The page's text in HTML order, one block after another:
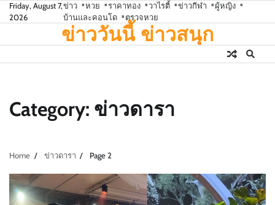
Skip
to
Friday, August 7,
2026
ข่าว หวย ราคาทอง วาไรตี้ ข่าวกีฬา
ผู้หญิง
บ้านและคอนโด
ตรวจหวย
ข่าววันนี้ ข่าวสนุก
Category: ข่าวดารา
Home ข่าวดารา Page 2